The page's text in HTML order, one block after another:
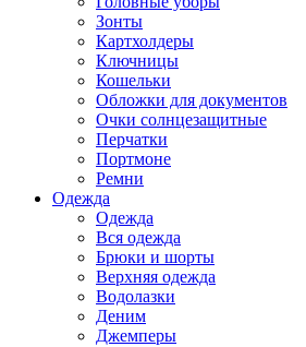
Зонты
Картхолдеры
Ключницы
Кошельки
Обложки для документов
Очки солнцезащитные
Перчатки
Портмоне
Ремни
Одежда
Одежда
Вся одежда
Брюки и шорты
Верхняя одежда
Водолазки
Деним
Джемперы